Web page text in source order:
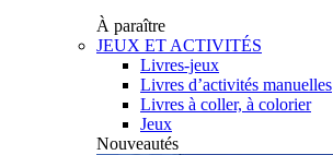
À paraître
JEUX ET ACTIVITÉS
Livres-jeux
Livres d’activités manuelles
Livres à coller, à colorier
Jeux
Nouveautés